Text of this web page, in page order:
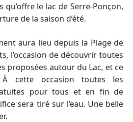
qu’offre le lac de Serre-Ponçon,
de la saison d’été.
aura lieu depuis la Plage de
l’occasion de découvrir toutes
proposées autour du Lac, et ce
cette occasion toutes les
pour tous et en fin de
sera tiré sur l’eau. Une belle